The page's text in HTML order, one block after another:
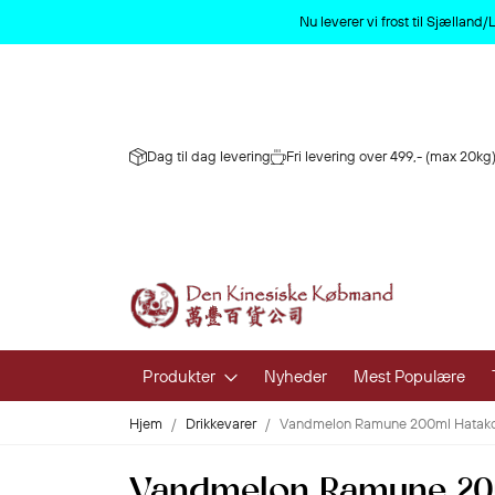
Nu leverer vi frost til Sjælland/
Dag til dag levering Fri levering over 499,- (max
Produkter
Frisk Frugt
Nyheder Mest Populære
Hjem Drikkevarer Vandmelon Ramune 200ml